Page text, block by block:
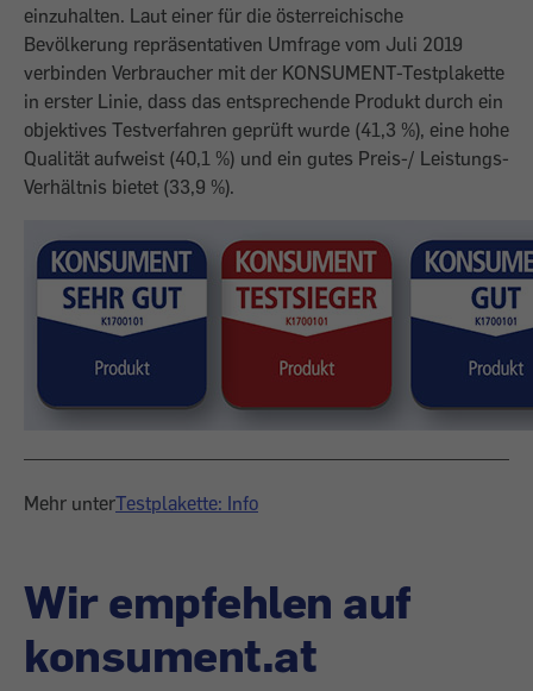
einzuhalten. Laut einer für die österreichische
Bevölkerung repräsentativen Umfrage vom Juli 2019
verbinden Verbraucher mit der KONSUMENT-Testplakette
in erster Linie, dass das entsprechende Produkt durch ein
objektives Testverfahren geprüft wurde (41,3 %), eine hohe
Qualität aufweist (40,1 %) und ein gutes Preis-/ Leistungs-
Verhältnis bietet (33,9 %).
Mehr unterTestplakette: Info
Wir empfehlen auf
konsument.at